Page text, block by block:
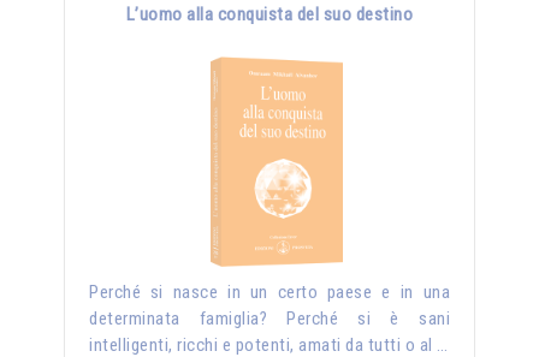
L’uomo alla conquista del suo destino
Perché si nasce in un certo paese e in una
determinata famiglia? Perché si è sani
intelligenti, ricchi e potenti, amati da tutti o al …